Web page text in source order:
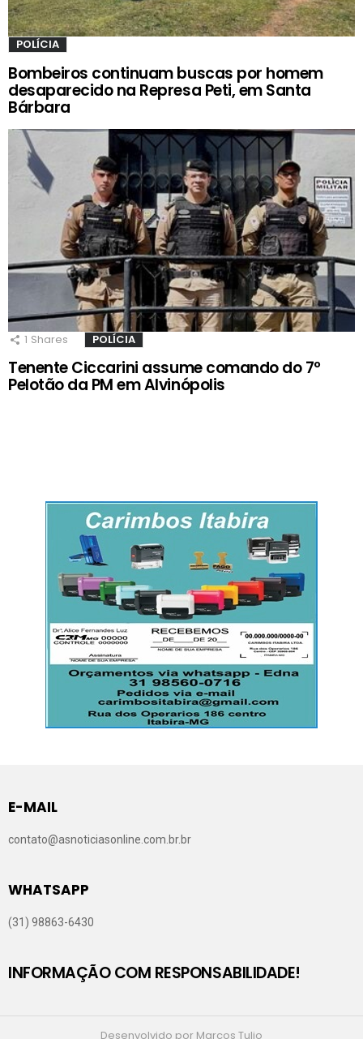
POLÍCIA
Bombeiros continuam buscas por homem
desaparecido na Represa Peti, em Santa
Bárbara
1 Shares POLÍCIA
Tenente Ciccarini assume comando do 7º
Pelotão da PM em Alvinópolis
E-MAIL
contato@asnoticiasonline.com.br.br
WHATSAPP
(31) 98863-6430
INFORMAÇÃO COM RESPONSABILIDADE!
Desenvolvido por Marcos Tulio